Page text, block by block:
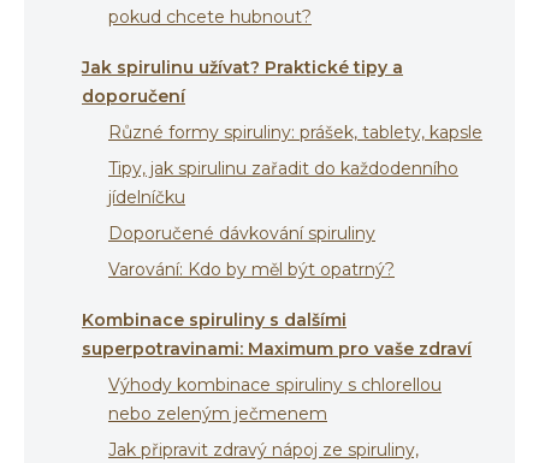
pokud chcete hubnout?
Jak spirulinu užívat? Praktické tipy a
doporučení
Různé formy spiruliny: prášek, tablety, kapsle
Tipy, jak spirulinu zařadit do každodenního
jídelníčku
Doporučené dávkování spiruliny
Varování: Kdo by měl být opatrný?
Kombinace spiruliny s dalšími
superpotravinami: Maximum pro vaše zdraví
Výhody kombinace spiruliny s chlorellou
nebo zeleným ječmenem
Jak připravit zdravý nápoj ze spiruliny,